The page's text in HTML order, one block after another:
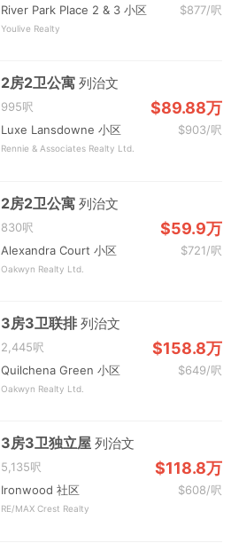
River Park Place 2 & 3 小区 $877/呎
Youlive Realty
2房2卫公寓列治文
995呎 $89.88万
Luxe Lansdowne 小区 $903/呎
Rennie & Associates Realty Ltd.
2房2卫公寓列治文
830呎 $59.9万
Alexandra Court 小区 $721/呎
Oakwyn Realty Ltd.
3房3卫联排列治文
2,445呎 $158.8万
Quilchena Green 小区 $649/呎
Oakwyn Realty Ltd.
3房3卫独立屋列治文
5,135呎 $118.8万
Ironwood 社区 $608/呎
RE/MAX Crest Realty